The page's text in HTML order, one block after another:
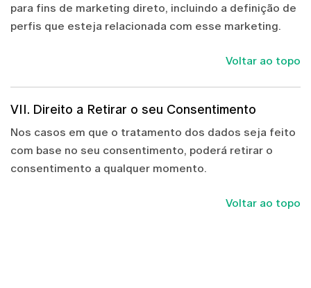
para fins de marketing direto, incluindo a definição de
perfis que esteja relacionada com esse marketing.
Voltar ao topo
VII. Direito a Retirar o seu Consentimento
Nos casos em que o tratamento dos dados seja feito
com base no seu consentimento, poderá retirar o
consentimento a qualquer momento.
Voltar ao topo